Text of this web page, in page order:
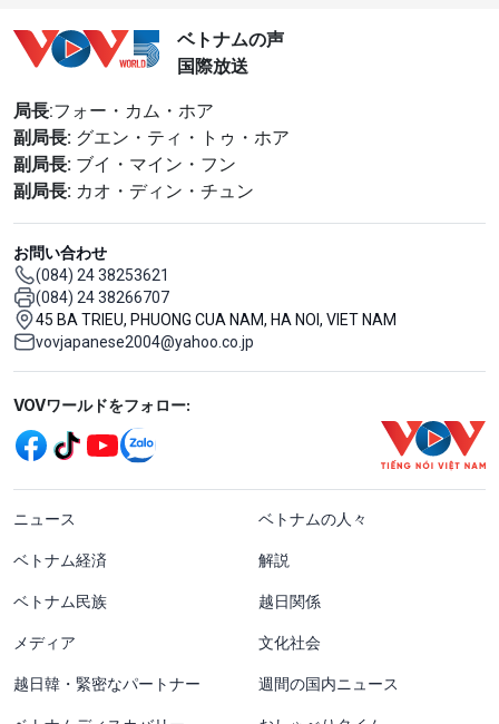
ベトナムの声
国際放送
局長:フォー・カム・ホア
副局長: グエン・ティ・トゥ・ホア
副局長: ブイ・マイン・フン
副局長: カオ・ディン・チュン
お問い合わせ
(084) 24 38253621
(084) 24 38266707
45 BA TRIEU, PHUONG CUA NAM, HA NOI, VIET NAM
vovjapanese2004@yahoo.co.jp
Mạng xã hội
VOVワールドをフォロー:
menu footer tiếng Nhật
ニュース ベトナムの人々
ベトナム経済 解説
ベトナム民族 越日関係
メディア 文化社会
越日韓・緊密なパートナー 週間の国内ニュース